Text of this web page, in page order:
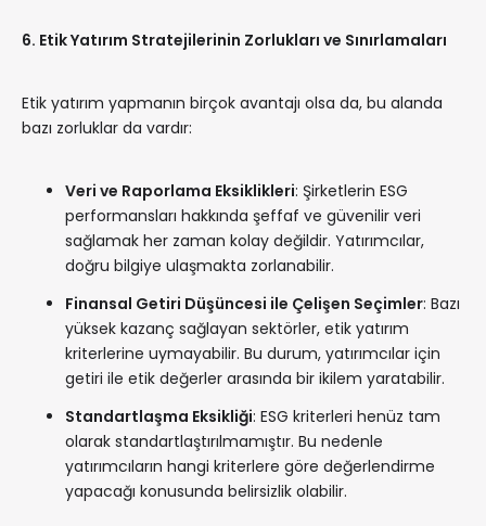
6. Etik Yatırım Stratejilerinin Zorlukları ve Sınırlamaları
Etik yatırım yapmanın birçok avantajı olsa da, bu alanda
bazı zorluklar da vardır:
Veri ve Raporlama Eksiklikleri: Şirketlerin ESG
performansları hakkında şeffaf ve güvenilir veri
sağlamak her zaman kolay değildir. Yatırımcılar,
doğru bilgiye ulaşmakta zorlanabilir.
Finansal Getiri Düşüncesi ile Çelişen Seçimler: Bazı
yüksek kazanç sağlayan sektörler, etik yatırım
kriterlerine uymayabilir. Bu durum, yatırımcılar için
getiri ile etik değerler arasında bir ikilem yaratabilir.
Standartlaşma Eksikliği: ESG kriterleri henüz tam
olarak standartlaştırılmamıştır. Bu nedenle
yatırımcıların hangi kriterlere göre değerlendirme
yapacağı konusunda belirsizlik olabilir.